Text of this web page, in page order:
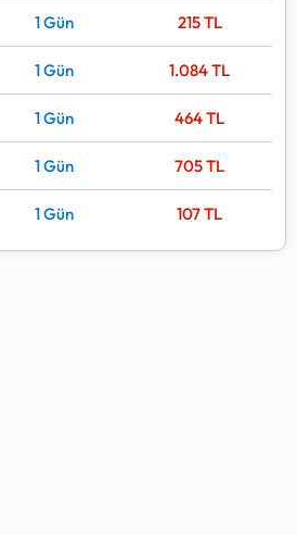
1 Gün 215TL
1 Gün 1.084TL
1 Gün 464TL
1 Gün 705TL
1 Gün 107TL